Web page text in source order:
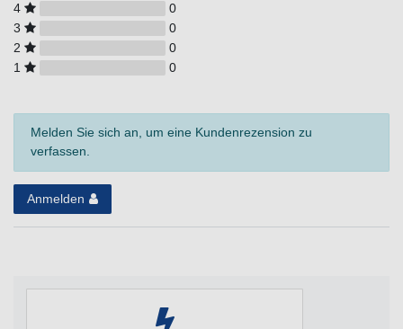
4
0
3
0
2
0
1
0
Melden Sie sich an, um eine Kundenrezension zu
verfassen.
Anmelden